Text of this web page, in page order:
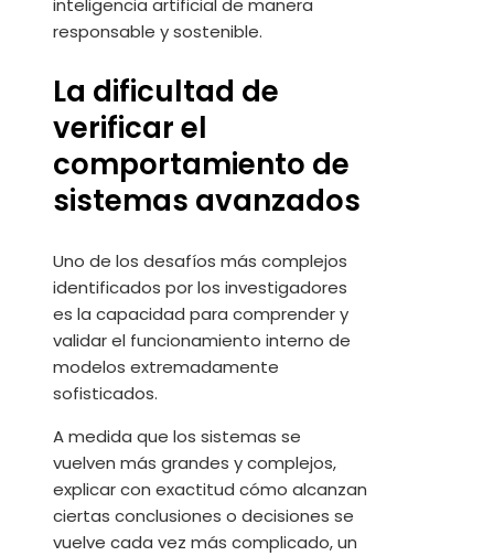
inteligencia artificial de manera
responsable y sostenible.
La dificultad de
verificar el
comportamiento de
sistemas avanzados
Uno de los desafíos más complejos
identificados por los investigadores
es la capacidad para comprender y
validar el funcionamiento interno de
modelos extremadamente
sofisticados.
A medida que los sistemas se
vuelven más grandes y complejos,
explicar con exactitud cómo alcanzan
ciertas conclusiones o decisiones se
vuelve cada vez más complicado, un